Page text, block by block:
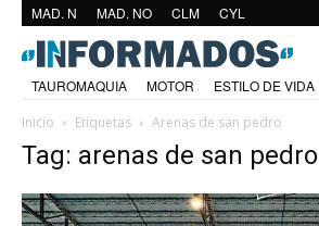
MAD. N MAD. NO CLM CYL
TAUROMAQUIA MOTOR
ESTILO DE VIDA
Inicio
Etiquetas Arenas de san pedro
Tag: arenas de san pedro